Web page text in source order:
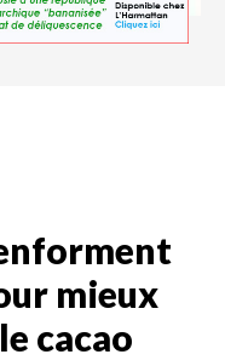
mieux
cacao